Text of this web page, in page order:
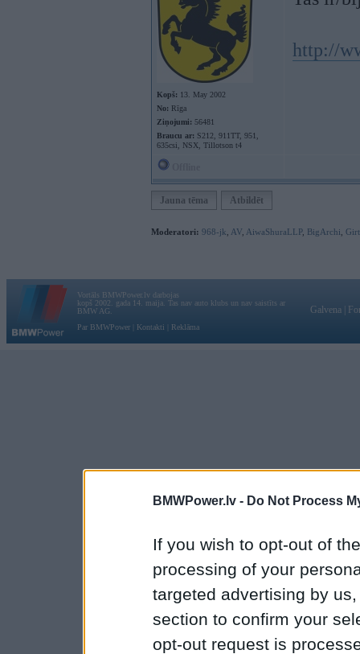
BMWPower.lv - Do Not Process
If you wish to opt-out of
processing of your
targeted advertising by
section to confirm your
opt-out request is
Kopš: 13. May 2002
No: Rīga
Ziņojumi: 56481
Braucu ar: S212, 911TT, 951,
635csi, NSX, Tillotson t4
http://
Jauna tēma Atbildēt
Moderatori: 968-jk AV AiwaShuraLLP, BigArchi
Vortāls BMWPower.lv darbojas
kopš 2002. gada 14. maija. Tas nav auto klubs un nav saistīts ar
BMW AG.
Par BMWPower
Kontakti Reklāma
Galvena